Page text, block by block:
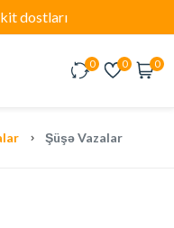
dostları
0 0 0
Şüşə Vazalar